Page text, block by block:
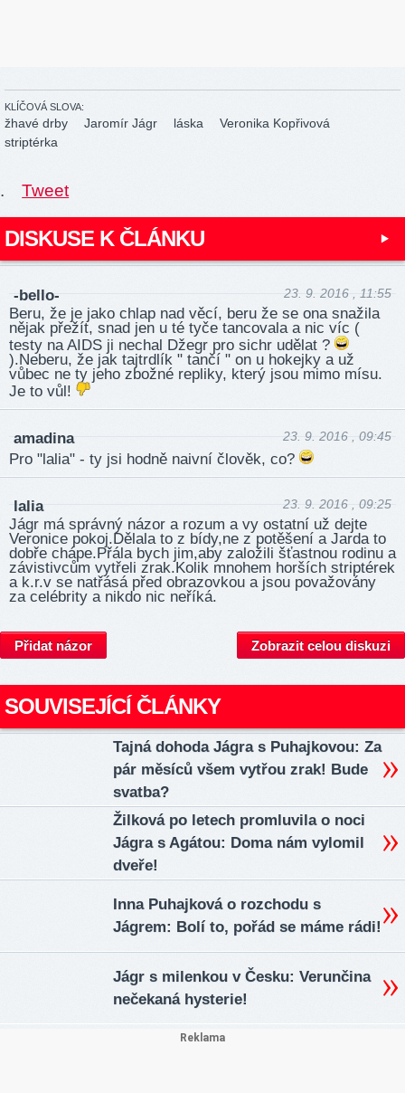
KLÍČOVÁ SLOVA:
žhavé drby Jaromír Jágr láska
Veronika Kopřivová
striptérka
. Tweet
DISKUSE K ČLÁNKU
-bello- 23. 9. 2016 , 11:55
Beru, že je jako chlap nad věcí, beru že se ona snažila
nějak přežít, snad jen u té tyče tancovala a nic víc (
testy na AIDS ji nechal Džegr pro sichr udělat ?
).Neberu, že jak tajtrdlík " tančí " on u hokejky a už
vůbec ne ty jeho zbožné repliky, který jsou mimo mísu.
Je to vůl!
amadina 23. 9. 2016 , 09:45
Pro "lalia" - ty jsi hodně naivní člověk, co?
lalia 23. 9. 2016 , 09:25
Jágr má správný názor a rozum a vy ostatní už dejte
Veronice pokoj.Dělala to z bídy,ne z potěšení a Jarda to
dobře chápe.Přála bych jim,aby založili šťastnou rodinu a
závistivcům vytřeli zrak.Kolik mnohem horších striptérek
a k.r.v se natřásá před obrazovkou a jsou považovány
za celébrity a nikdo nic neříká.
Přidat názor Zobrazit celou diskuzi
SOUVISEJÍCÍ ČLÁNKY
Tajná dohoda Jágra s Puhajkovou: Za
pár měsíců všem vytřou zrak! Bude
svatba?
Žilková po letech promluvila o noci
Jágra s Agátou: Doma nám vylomil
dveře!
Inna Puhajková o rozchodu s
Jágrem: Bolí to, pořád se máme rádi!
Jágr s milenkou v Česku: Verunčina
nečekaná hysterie!